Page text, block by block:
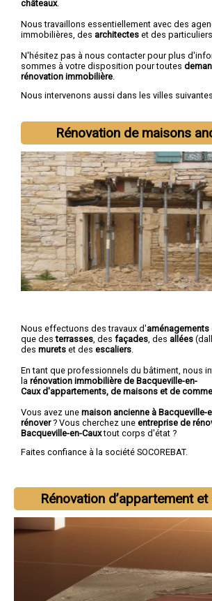
châteaux.
Nous travaillons essentiellement avec des
immobilières, des architectes et des particuliers.
N'hésitez pas à nous contacter pour plus
sommes à votre disposition pour toutes
rénovation immobilière
Nous intervenons aussi dans les villes
Elbeuf
Rénovation de maisons
Nous effectuons des travaux d'aménagements
que desterrasses , des façades , des allées
des murets et des escaliers
En tant que professionnels du bâtiment, nous
la rénovation immobilière de Bacqueville-en-
Caux d'appartements, de maisons et de
Vous avez une maison ancienne à Bacqueville-
rénover? Vous cherchez une entreprise de
Bacqueville-en-Cauxtout corps d'état ?
Faites confiance à la société SOCOREBAT.
Rénovation d’appartement